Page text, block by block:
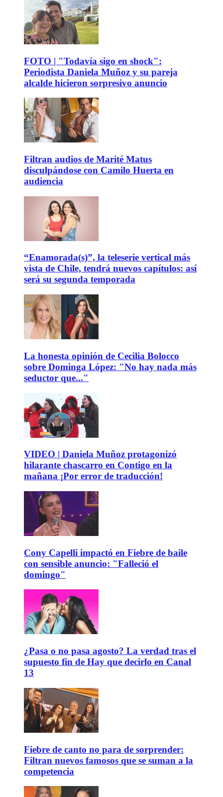
FOTO | "Todavía sigo en shock":
Periodista Daniela Muñoz y su pareja
alcalde hicieron sorpresivo anuncio
Filtran audios de Marité Matus
disculpándose con Camilo Huerta en
audiencia
“Enamorada(s)”, la teleserie vertical más
vista de Chile, tendrá nuevos capítulos: así
será su segunda temporada
La honesta opinión de Cecilia Bolocco
sobre Dominga López: "No hay nada más
seductor que..."
VIDEO | Daniela Muñoz protagonizó
hilarante chascarro en Contigo en la
mañana ¡Por error de traducción!
Cony Capelli impactó en Fiebre de baile
con sensible anuncio: "Falleció el
domingo"
¿Pasa o no pasa agosto? La verdad tras el
supuesto fin de Hay que decirlo en Canal
13
Fiebre de canto no para de sorprender:
Filtran nuevos famosos que se suman a la
competencia